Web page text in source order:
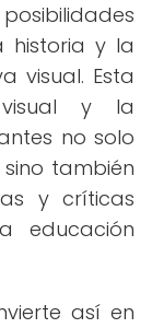
historia y la
visual. Esta
y la
no solo
también
y críticas
educación
así en